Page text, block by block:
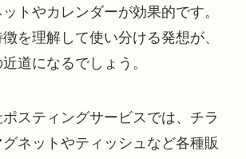
トやカレンダーが効果的です。
を理解して使い分ける発想が、
道になるでしょう。
スティングサービスでは、チラ
ネットやティッシュなど各種販